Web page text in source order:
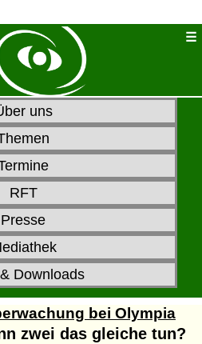
uns
RFT
Presse
Downloads
bei Olympia
zwei das gleiche tun?